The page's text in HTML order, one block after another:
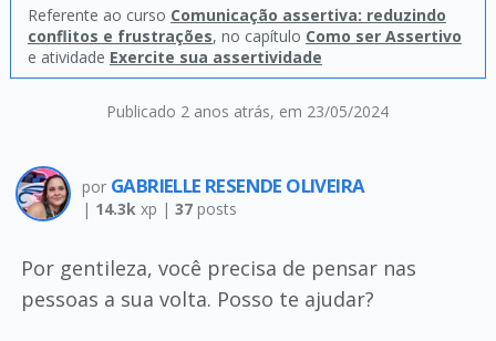
Publicado 2 anos atrás, em 23/05/2024
Referente ao curso Comunicação assertiva: reduzindo
conflitos e frustrações, no capítulo Como ser Assertivo
e atividade Exercite sua assertividade
por GABRIELLE RESENDE OLIVEIRA
| 14.3kxp | 37posts
Por gentileza, você precisa de pensar nas
pessoas a sua volta. Posso te ajudar?